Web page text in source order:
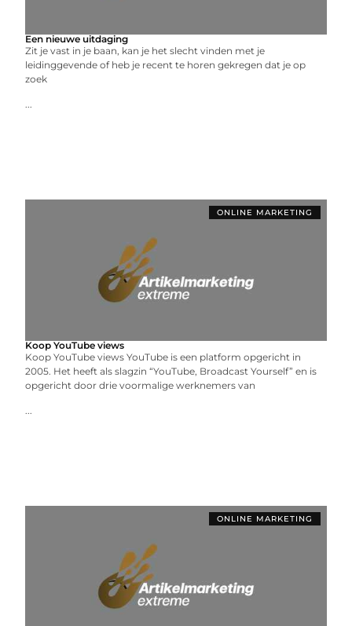
Een nieuwe uitdaging
Zit je vast in je baan, kan je het slecht vinden met je
leidinggevende of heb je recent te horen gekregen dat je op
zoek
...
ONLINE MARKETING
Koop YouTube views
Koop YouTube views YouTube is een platform opgericht in
2005. Het heeft als slagzin “YouTube, Broadcast Yourself” en is
opgericht door drie voormalige werknemers van
...
ONLINE MARKETING